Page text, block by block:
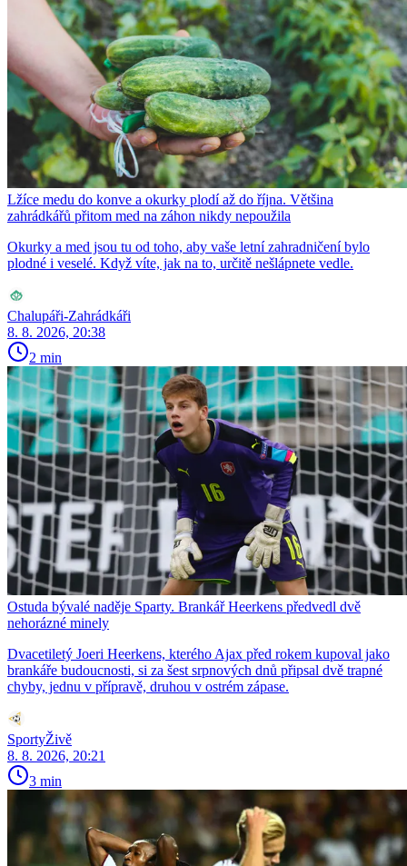
Lžíce medu do konve a okurky plodí až do října. Většina
zahrádkářů přitom med na záhon nikdy nepoužila
Okurky a med jsou tu od toho, aby vaše letní zahradničení bylo
plodné i veselé. Když víte, jak na to, určitě nešlápnete vedle.
Chalupáři-Zahrádkáři
8. 8. 2026, 20:38
2 min
Ostuda bývalé naděje Sparty. Brankář Heerkens předvedl dvě
nehorázné minely
Dvacetiletý Joeri Heerkens, kterého Ajax před rokem kupoval jako
brankáře budoucnosti, si za šest srpnových dnů připsal dvě trapné
chyby, jednu v přípravě, druhou v ostrém zápase.
SportyŽivě
8. 8. 2026, 20:21
3 min